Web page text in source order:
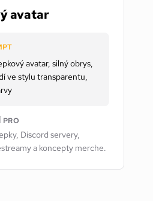
avatar
avatar, silný obrys,
ve stylu transparentu,
PRO
Discord servery,
a koncepty merche.